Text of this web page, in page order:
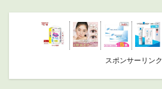
スポンサーリンク